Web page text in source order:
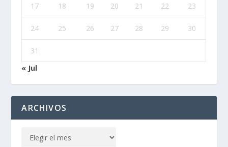
17 18 19 20 21 22 23
24 25 26 27 28 29 30
31
« Jul
ARCHIVOS